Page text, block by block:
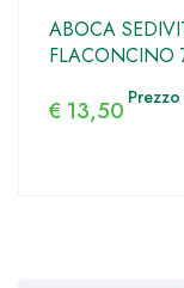
ABOCA
FLACONCINO
€ 13,50